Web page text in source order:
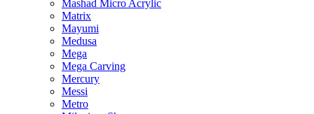
Mashad Micro Acrylic
Matrix
Mayumi
Medusa
Mega
Mega Carving
Mercury
Messi
Metro